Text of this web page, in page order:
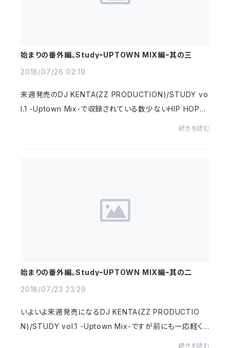
始まりの番外編。StudyｰUPTOWN MIX編ｰ其の三
2018/07/26 02:19
来週発売のDJ KENTA(ZZ PRODUCTION)/STUDY vo
l.1 -Uptown Mix-で収録されている数少ないHIP HOPで
続きを読む
始まりの番外編。StudyｰUPTOWN MIX編ｰ其の二
2018/07/23 23:29
いよいよ来週発売になるDJ KENTA(ZZ PRODUCTIO
N)/STUDY vol.1 -Uptown Mix-ですが前にも一応軽く
書きましたがこのレーベルの強さと云えるHIPHOPとR&B
続きを読む